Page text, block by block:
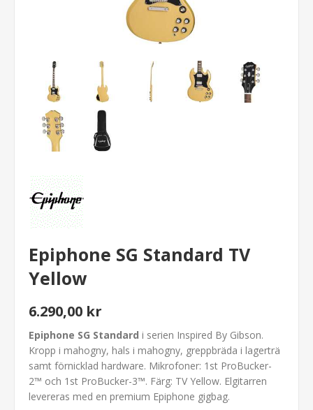
Epiphone SG Standard TV
Yellow
6.290,00 kr
Epiphone SG Standard i serien Inspired By Gibson.
Kropp i mahogny, hals i mahogny, greppbräda i lagerträ
samt förnicklad hardware. Mikrofoner: 1st ProBucker-
2™ och 1st ProBucker-3™. Färg: TV Yellow. Elgitarren
levereras med en premium Epiphone gigbag.